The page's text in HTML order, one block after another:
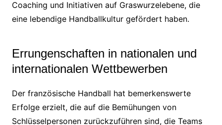
Coaching und Initiativen auf Graswurzelebene, die
eine lebendige Handballkultur gefördert haben.
Errungenschaften in nationalen und
internationalen Wettbewerben
Der französische Handball hat bemerkenswerte
Erfolge erzielt, die auf die Bemühungen von
Schlüsselpersonen zurückzuführen sind, die Teams